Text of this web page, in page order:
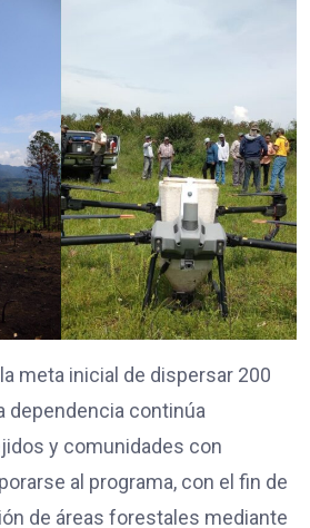
meta inicial de dispersar 200
dependencia continúa
y comunidades con
al programa, con el fin de
de áreas forestales mediante